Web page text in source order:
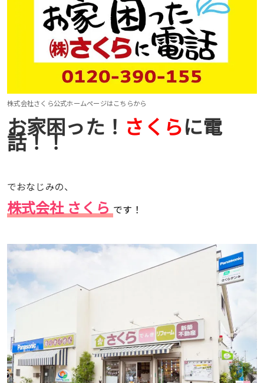
株式会社さくら公式ホームページはこちらから
お家困った！ さくらに電
話！！
でおなじみの、
株式会社 さくら です！